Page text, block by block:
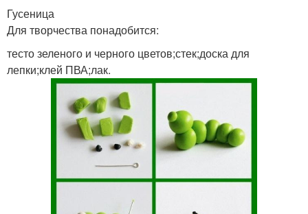
Гусеница
Для творчества понадобится:
тесто зеленого и черного цветов;стек;доска для
лепки;клей ПВА;лак.